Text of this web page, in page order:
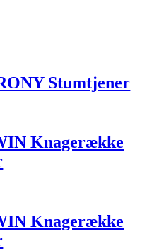
Stumtjener
Knagerække
Knagerække